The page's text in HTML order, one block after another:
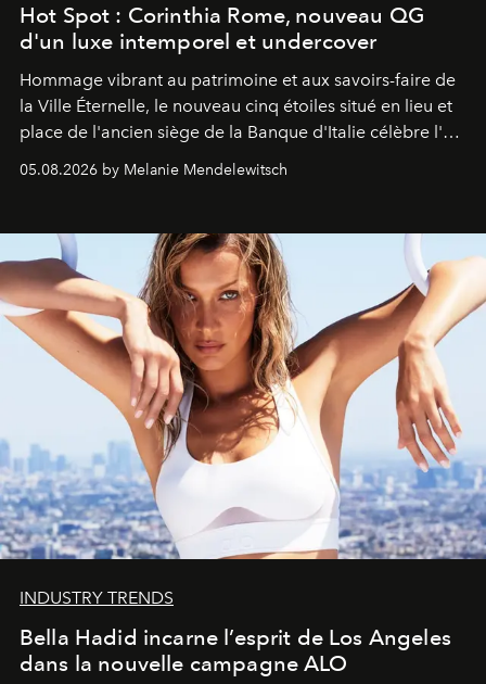
Hot Spot : Corinthia Rome, nouveau QG
d'un luxe intemporel et undercover
Hommage vibrant au patrimoine et aux savoirs-faire de
la Ville Éternelle, le nouveau cinq étoiles situé en lieu et
place de l'ancien siège de la Banque d'Italie célèbre l'art
05.08.2026 by Melanie Mendelewitsch
INDUSTRY TRENDS
Bella Hadid incarne l’esprit de Los Angeles
dans la nouvelle campagne ALO